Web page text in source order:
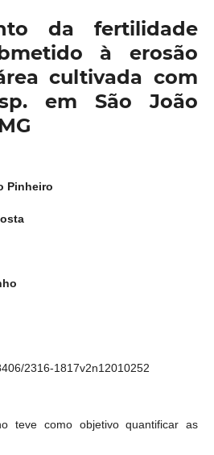
da fertilidade
à erosão
cultivada com
em São João
Pinheiro
2316-1817v2n12010252
teve como objetivo quantificar as